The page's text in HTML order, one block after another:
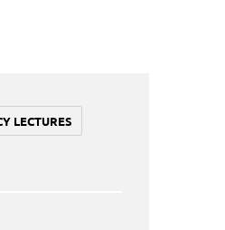
LECTURES